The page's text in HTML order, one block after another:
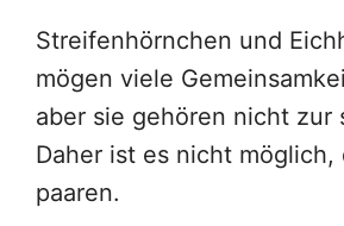
Streifenhörnchen und
mögen viele
aber sie gehören nicht zur
Daher ist es nicht möglich,
paaren.